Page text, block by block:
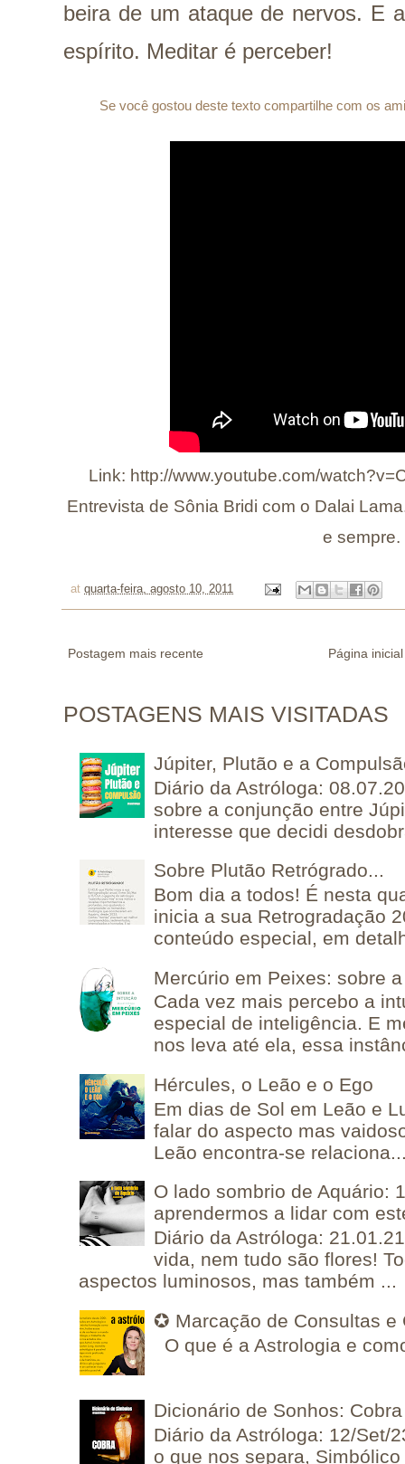
beira de um ataque de nervos. E
espírito. Meditar é perceber!
Se você gostou deste texto compartilhe com os
Link: http://www.youtube.com/
Entrevista de Sônia Bridi com o Dalai
e sempre.
at quarta-feira, agosto 10, 2011
Postagem mais recente Página inicial
POSTAGENS MAIS VISITADAS
Júpiter, Plutão e a
Diário da Astróloga:
sobre a conjunção entre
interesse que decidi
Sobre Plutão Retrógrado...
Bom dia a todos! É nesta
inicia a sua Retrogradação
conteúdo especial, em
Mercúrio em Peixes: sobre
Cada vez mais percebo a
especial de inteligência. E
nos leva até ela, essa
Hércules, o Leão e o Ego
Em dias de Sol em Leão e
falar do aspecto mas
Leão encontra-se
O lado sombrio de Aquário:
aprendermos a lidar com
Diário da Astróloga:
vida, nem tudo são flores!
aspectos luminosos, mas também ...
✪ Marcação de Consultas e
O que é a Astrologia e
Dicionário de Sonhos: Cobra
Diário da Astróloga: 12/Set/
o que nos separa,